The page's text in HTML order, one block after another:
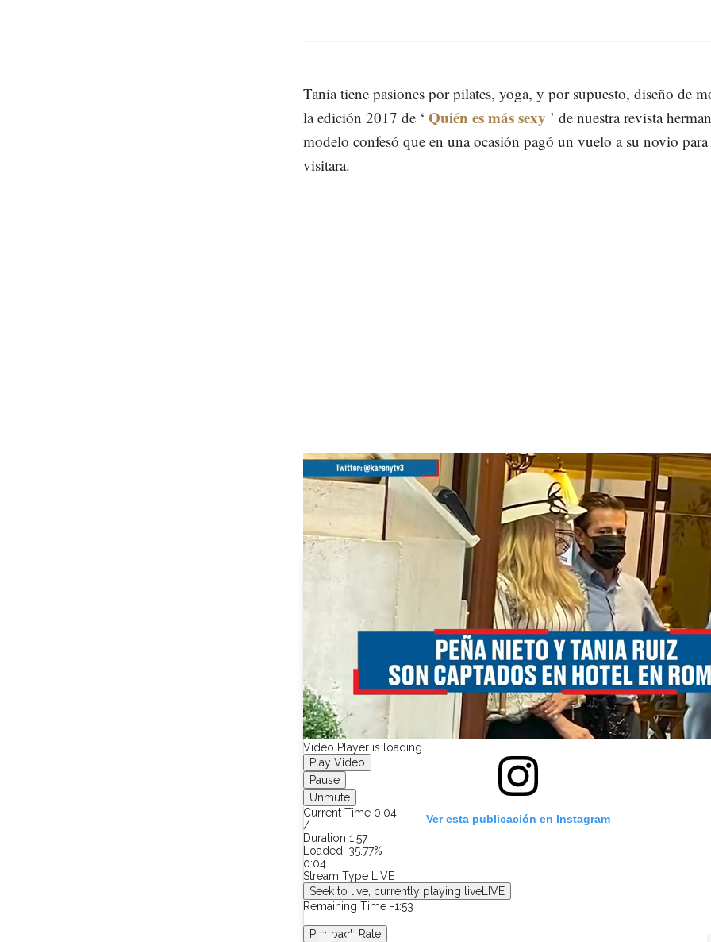
Tania tiene pasiones por pilates, yoga, y por supuesto, diseño de
la edición 2017 de ‘ Quién es más sexy ’ de nuestra revista
modelo confesó que en una ocasión pagó un vuelo a su novio
visitara.
Video Player is loading.
Play Video
Pause
Unmute
Current Time 0:05
/
Duration 1:57
Loaded: 35.77%
0:05
Stream Type LIVE
Seek to live, currently playing liveLIVE
Remaining Time -1:52
Playback Rate
Si no la conoces, te dejamos algunas publicaciones para que no
seguirla en redes sociales:
Ver esta publicación en Instagram